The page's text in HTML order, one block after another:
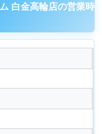
白金高輪店の営業時